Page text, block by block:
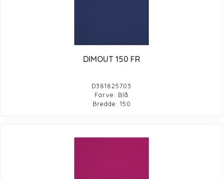
DIMOUT 150 FR
D381825703
Farve: Blå
Bredde: 150